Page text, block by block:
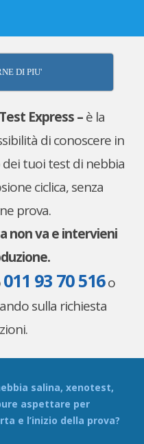
DI PIU'
Express –è la
di conoscere in
tuoi test di nebbia
ciclica, senza
prova.
non va e intervieni
011 93 70 516o
sulla richiesta
salina, xenotest,
aspettare per
e l’inizio della prova?